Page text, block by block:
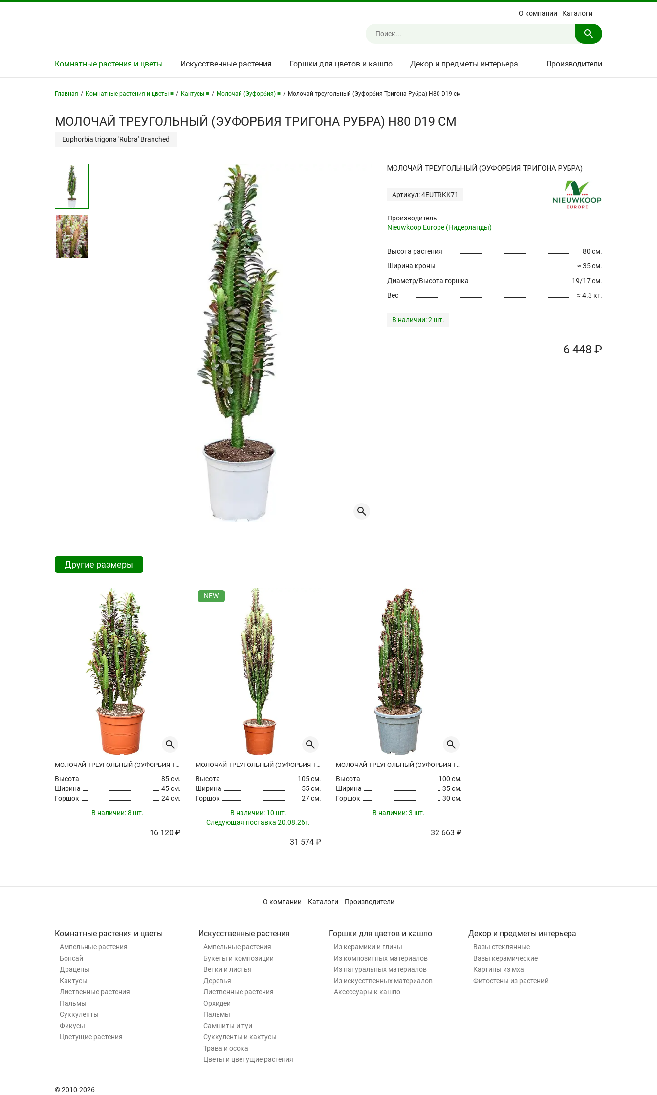
О компании Каталоги
Комнатные растения и цветы Искусственные растения Горшки для цветов и кашпо Декор и предметы интерьера Производители
Главная / Комнатные растения и цветы ≡ / Кактусы ≡ / Молочай (Эуфорбия) ≡ / Молочай треугольный (Эуфорбия Тригона Рубра) H80 D19 см
МОЛОЧАЙ ТРЕУГОЛЬНЫЙ (ЭУФОРБИЯ ТРИГОНА РУБРА) H80 D19 СМ
Euphorbia trigona 'Rubra' Branched
МОЛОЧАЙ ТРЕУГОЛЬНЫЙ (ЭУФОРБИЯ ТРИГОНА РУБРА)
Артикул: 4EUTRKK71
Производитель
Nieuwkoop Europe (Нидерланды)
80 см.
Высота растения
≈ 35 см.
Ширина кроны
19/17 см.
Диаметр/Высота горшка
≈ 4.3 кг.
Вес
В наличии:2 шт.
6 448 ₽
Другие размеры
МОЛОЧАЙ ТРЕУГОЛЬНЫЙ (ЭУФОРБИЯ ТРИГОНА РУБРА)
Высота
85 см.
Ширина
45 см.
Горшок
24 см.
В наличии:8 шт.
16 120 ₽
NEW
МОЛОЧАЙ ТРЕУГОЛЬНЫЙ (ЭУФОРБИЯ ТРИГОНА РУБРА)
Высота
105 см.
Ширина
55 см.
Горшок
27 см.
В наличии: 10 шт.
Следующая поставка 20.08.26г.
31 574 ₽
МОЛОЧАЙ ТРЕУГОЛЬНЫЙ (ЭУФОРБИЯ ТРИГОНА РУБРА)
Высота
100 см.
Ширина
35 см.
Горшок
30 см.
В наличии:3 шт.
32 663 ₽
О компании Каталоги Производители
Комнатные растения и цветы
Ампельные растения
Бонсай
Драцены
Кактусы
Лиственные растения
Пальмы
Суккуленты
Фикусы
Цветущие растения
Искусственные растения
Ампельные растения
Букеты и композиции
Ветки и листья
Деревья
Лиственные растения
Орхидеи
Пальмы
Самшиты и туи
Суккуленты и кактусы
Трава и осока
Цветы и цветущие растения
Горшки для цветов и кашпо
Из керамики и глины
Из композитных материалов
Из натуральных материалов
Из искусственных материалов
Аксессуары к кашпо
Декор и предметы интерьера
Вазы стеклянные
Вазы керамические
Картины из мха
Фитостены из растений
© 2010-2026